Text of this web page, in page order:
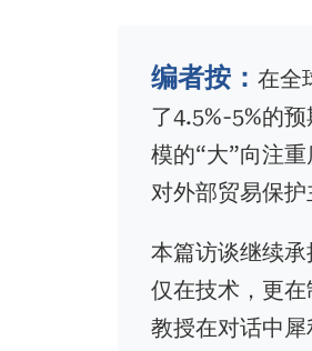
屑
编者按： 在全
了4.5%-5%的
模的“大”向注
对外部贸易保护
本篇访谈继续
仅在技术，更
教授在对话中